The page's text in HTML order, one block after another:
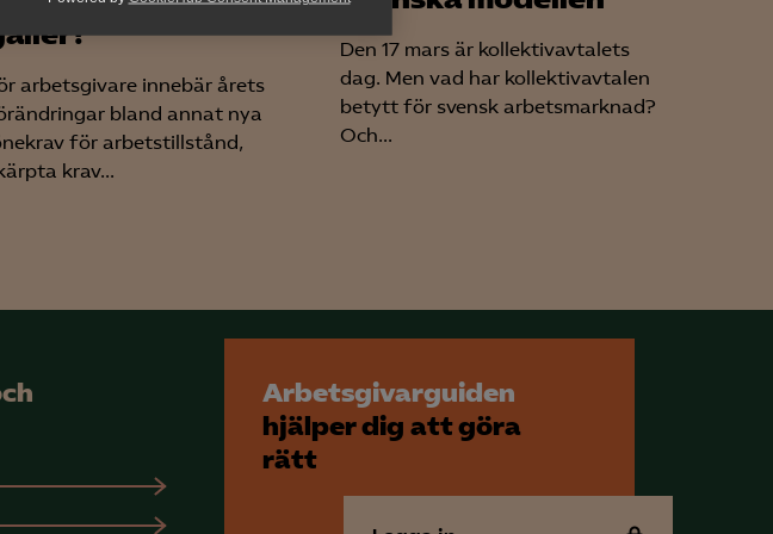
genom att samla och rapportera
arbetsgivare innebär årets
bland annat nya
för arbetstillstånd,
krav...
Den 17 mars är kollektivavtalets
dag. Men vad har kollektivavtalen
betytt för svensk arbetsmarknad?
Och...
Arbetsgivarguiden
hjälper dig att göra
rätt